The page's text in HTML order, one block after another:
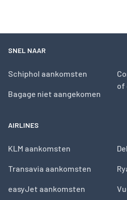
SNEL NAAR
Schiphol aankomsten
Bagage niet aangekomen
of
AIRLINES
KLM aankomsten
Transavia aankomsten
easyJet aankomsten